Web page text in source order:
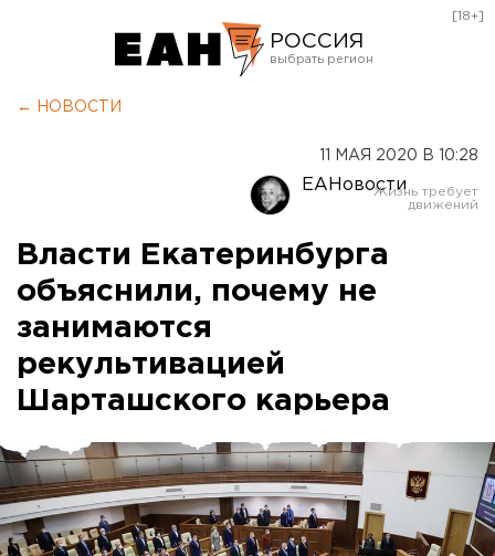
РОССИЯ
Оренбург
[18+]
← НОВОСТИ
11 МАЯ 2020 В 10:28
ЕАНовости
Власти Екатеринбурга
объяснили, почему не
занимаются
рекультивацией
Шарташского карьера